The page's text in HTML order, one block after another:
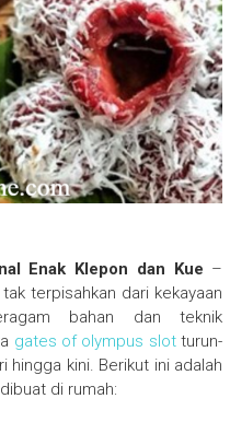
Enak Klepon dan Kue –
terpisahkan dari kekayaan
bahan dan teknik
gates of olympus slotturun-
hingga kini. Berikut ini adalah
di rumah: